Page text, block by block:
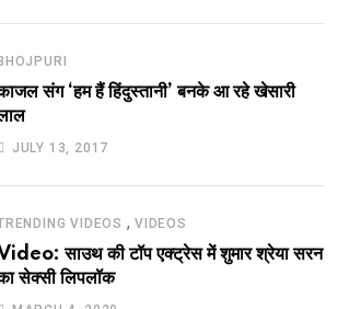
संग ‘हम हैं हिंदुस्तानी’ बनके आ रहे खेसारी
JULY 13, 2017
VIDEOS , VIDEOS
साउथ की टॉप एक्ट्रेस में शुमार श्रेया सरन
सेक्सी लिपलॉक